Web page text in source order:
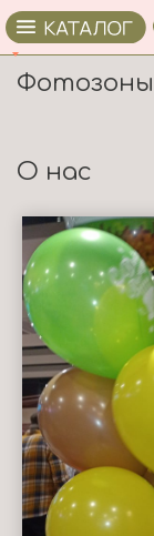
Фотозоны
О нас